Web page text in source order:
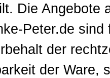
Die Angebote
Peter.de
der
der Ware,